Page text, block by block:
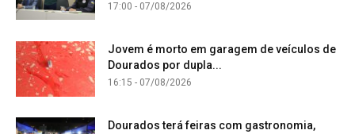
17:00 - 07/08/2026
Jovem é morto em garagem de veículos de
Dourados por dupla...
16:15 - 07/08/2026
Dourados terá feiras com gastronomia,